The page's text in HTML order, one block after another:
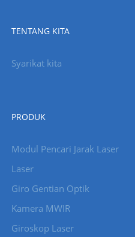
TENTANG KITA
Syarikat kita
PRODUK
Modul Pencari Jarak Laser
Laser
Giro Gentian Optik
Kamera MWIR
Giroskop Laser